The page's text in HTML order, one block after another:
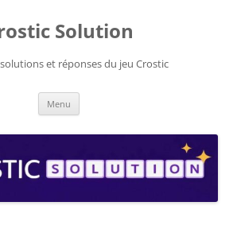
Solution
et réponses du jeu Crostic
Menu